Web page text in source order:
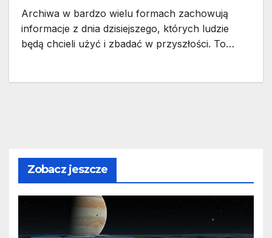
Archiwa w bardzo wielu formach zachowują
informacje z dnia dzisiejszego, których ludzie
będą chcieli użyć i zbadać w przyszłości. To…
Zobacz jeszcze